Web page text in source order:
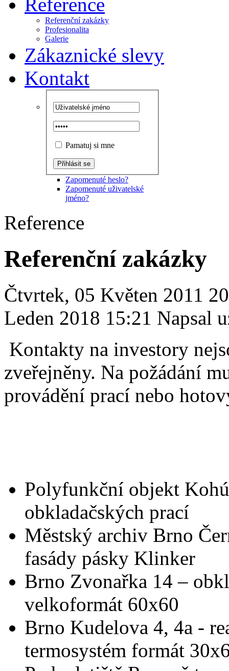
Referenční zakázky
Profesionalita
Galerie
Zákaznické slevy
Kontakt
Pamatuj si mne
Zapomenuté heslo?
Zapomenuté uživatelské
jméno?
Reference
Referenční zakázky
Čtvrtek, 05 Květen 2011
Leden 2018 15:21 Napsal
Kontakty na investory
zveřejněny. Na požádání
provádění prací nebo
Polyfunkční objekt
obkladačských prací
Městský archiv Brno
fasády pásky Klinker
Brno Zvonařka 14 –
velkoformát 60x60
Brno Kudelova 4, 4a -
termosystém formát